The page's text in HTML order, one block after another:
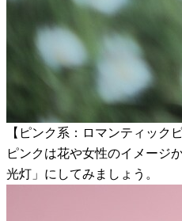
【ピンク系：ロマンティック
ピンクは花や女性のイメージ
光灯」にしてみましょう。